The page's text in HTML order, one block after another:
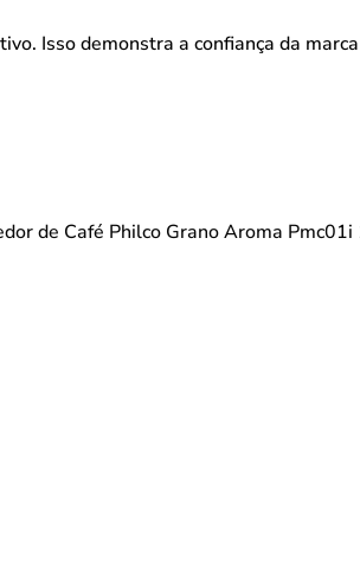
Isso demonstra a confiança da